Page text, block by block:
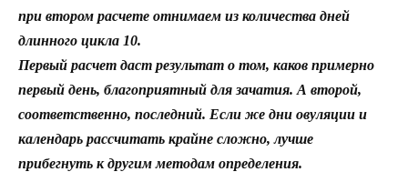
при втором расчете отнимаем из количества дней
длинного цикла 10.
Первый расчет даст результат о том, каков примерно
первый день, благоприятный для зачатия. А второй,
соответственно, последний. Если же дни овуляции и
календарь рассчитать крайне сложно, лучше
прибегнуть к другим методам определения.